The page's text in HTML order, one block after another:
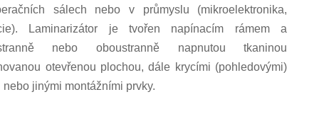
sálech nebo v průmyslu (mikroelektronika,
Laminarizátor je tvořen napínacím rámem a
nebo oboustranně napnutou tkaninou
otevřenou plochou, dále krycími (pohledovými)
nebo jinými montážními prvky.